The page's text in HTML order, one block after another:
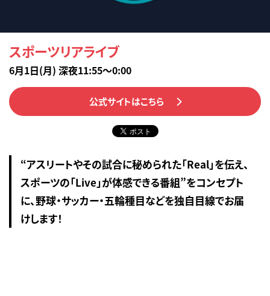
スポーツリアライブ
6月1日(月) 深夜11:55～0:00
公式サイトはこちら
“アスリートやその試合に秘められた「Real」を伝え、
スポーツの「Live」が体感できる番組”をコンセプト
に、野球・サッカー・五輪種目などを独自目線でお届
けします！